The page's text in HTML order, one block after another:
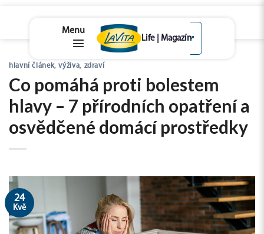
content
lavita.cz
↗
hlavní článek,výživa, zdraví
Co pomáhá proti bolestem
hlavy – 7 přírodních opatření a
osvědčené domácí prostředky
24
Kvě